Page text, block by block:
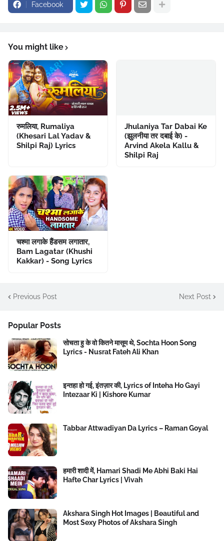
Facebook
You might like
रुमलिया, Rumaliya
(Khesari Lal Yadav &
Shilpi Raj) Lyrics
Jhulaniya Tar Dabai Ke
(झुलनीया तर दबाई के) -
Arvind Akela Kallu &
Shilpi Raj
चश्मा लगाके हैंडसम लगातार,
Bam Lagatar (Khushi
Kakkar) - Song Lyrics
Previous Post Next Post
Popular Posts
सोचता हु के वो कितने मासूम थे, Sochta Hoon Song
Lyrics - Nusrat Fateh Ali Khan
इन्तहा हो गई, इंतज़ार की, Lyrics of Inteha Ho Gayi
Intezaar Ki | Kishore Kumar
Tabbar Attwadiyan Da Lyrics – Raman Goyal
हमारी शादी में, Hamari Shadi Me Abhi Baki Hai
Hafte Char Lyrics | Vivah
Akshara Singh Hot Images | Beautiful and
Most Sexy Photos of Akshara Singh